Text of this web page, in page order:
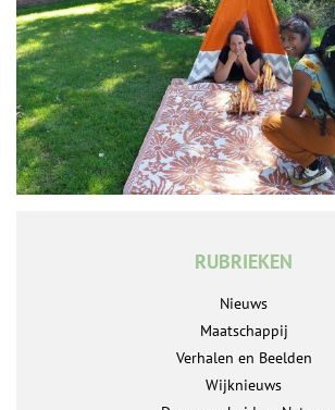
RUBRIEKEN
Nieuws
Maatschappij
Verhalen en Beelden
Wijknieuws